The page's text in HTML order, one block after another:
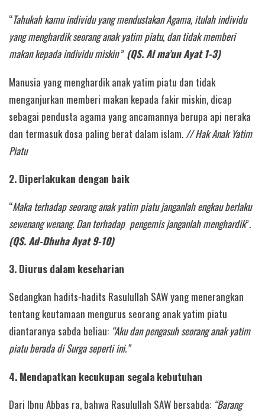
“Tahukah kamu individu yang mendustakan Agama, itulah individu
yang menghardik seorang anak yatim piatu, dan tidak memberi
makan kepada individu miskin” (QS. Al ma’un Ayat 1-3)
Manusia yang menghardik anak yatim piatu dan tidak
menganjurkan memberi makan kepada fakir miskin, dicap
sebagai pendusta agama yang ancamannya berupa api neraka
dan termasuk dosa paling berat dalam islam. // Hak Anak Yatim
Piatu
2. Diperlakukan dengan baik
“Maka terhadap seorang anak yatim piatu janganlah engkau berlaku
sewenang wenang. Dan terhadap pengemis janganlah menghardik”.
(QS. Ad-Dhuha Ayat 9-10)
3. Diurus dalam keseharian
Sedangkan hadits-hadits Rasulullah SAW yang menerangkan
tentang keutamaan mengurus seorang anak yatim piatu
diantaranya sabda beliau: “Aku dan pengasuh seorang anak yatim
piatu berada di Surga seperti ini.”
4. Mendapatkan kecukupan segala kebutuhan
Dari Ibnu Abbas ra, bahwa Rasulullah SAW bersabda: “Barang